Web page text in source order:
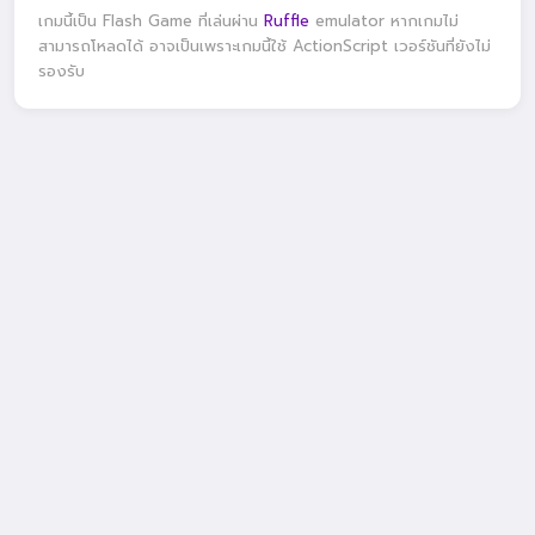
เกมนี้เป็น Flash Game ที่เล่นผ่าน Ruffle emulator หากเกมไม่
สามารถโหลดได้ อาจเป็นเพราะเกมนี้ใช้ ActionScript เวอร์ชันที่ยังไม่
รองรับ